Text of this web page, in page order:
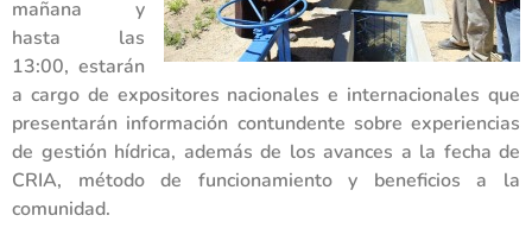
mañana y
hasta las
13:00, estarán
a cargo de expositores nacionales e internacionales que
presentarán información contundente sobre experiencias
de gestión hídrica, además de los avances a la fecha de
CRIA, método de funcionamiento y beneficios a la
comunidad.